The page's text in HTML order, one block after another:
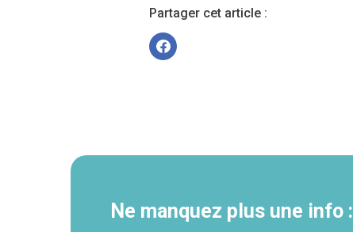
Partager cet article :
Ne manquez plus une info :